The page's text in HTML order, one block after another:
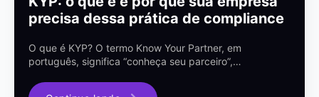
precisa dessa prática de compliance
O que é KYP? O termo Know Your Partner, em
português, significa “conheça seu parceiro”,…